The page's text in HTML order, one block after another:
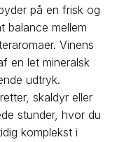
på en frisk og
balance mellem
Vinens
en let mineralsk
udtryk.
skaldyr eller
stunder, hvor du
komplekst i